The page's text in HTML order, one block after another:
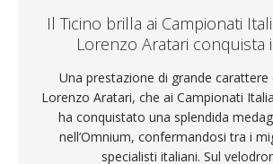
Il Ticino brilla ai Campionati
Lorenzo Aratari conquista
Una prestazione di grande carattere
Lorenzo Aratari, che ai Campionati
ha conquistato una splendida
nell’Omnium, confermandosi tra i
specialisti italiani. Sul